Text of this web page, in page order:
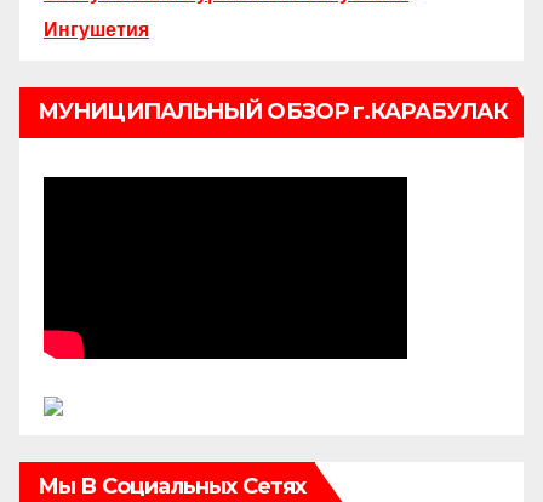
Ингушетия
МУНИЦИПАЛЬНЫЙ ОБЗОР г.КАРАБУЛАК
Мы В Социальных Сетях